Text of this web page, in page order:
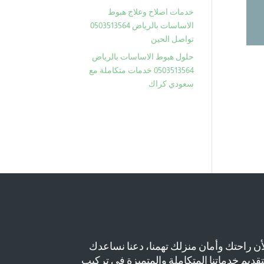
خدمات اصلاح وعلاج هبوط
الاساسات بالرياض 0503513564
تواصل الحين
حلول هبوط الاساسات بالرياض
0503513564 خدمات متكاملة مع
سعودي كراك
راحتك وأمان منزلك تهمنا، دعنا نساعدك
خدماتنا المتكاملة والمتميزة في تركيب